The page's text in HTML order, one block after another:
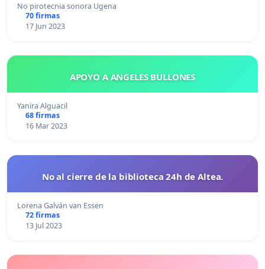
No pirotecnia sonora Ugena
70 firmas
17 Jun 2023
APOYO A ANGELES BULLONES
Yanira Alguacil
68 firmas
16 Mar 2023
No al cierre de la biblioteca 24h de Altea.
Lorena Galván van Essen
72 firmas
13 Jul 2023